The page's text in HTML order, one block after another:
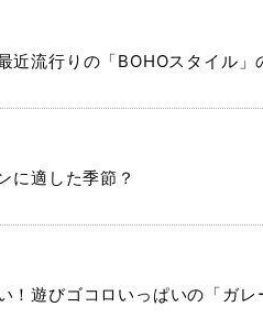
近流行りの「BOHOスタイル」
に適した季節？
！遊びゴコロいっぱいの「ガ